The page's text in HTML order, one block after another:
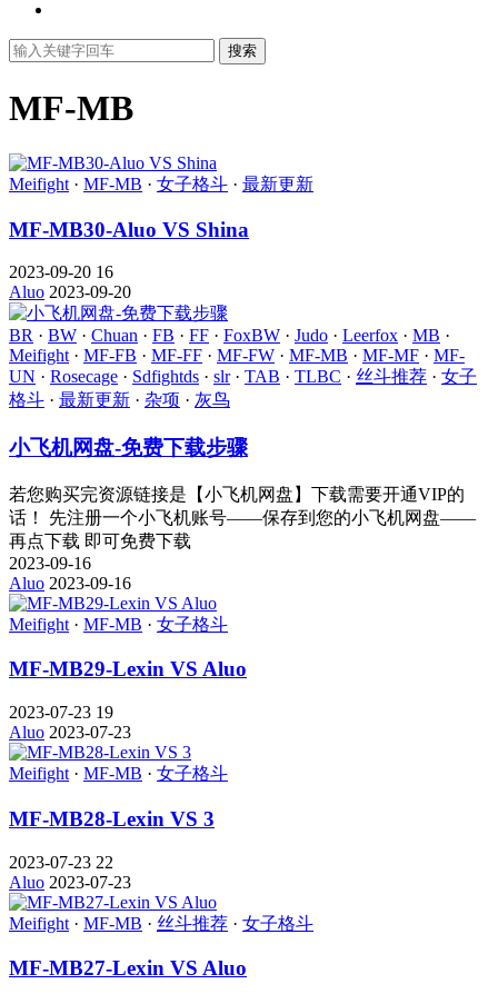
搜索
MF-MB
Meifight · MF-MB · 女子格斗 · 最新更新
MF-MB30-Aluo VS Shina
2023-09-20 16
Aluo 2023-09-20
BR · BW · Chuan · FB · FF · FoxBW · Judo · Leerfox · MB ·
Meifight · MF-FB · MF-FF · MF-FW · MF-MB · MF-MF · MF-
UN · Rosecage · Sdfightds · slr· TAB · TLBC · 丝斗推荐 · 女子
格斗 · 最新更新 · 杂项 · 灰鸟
小飞机网盘-免费下载步骤
若您购买完资源链接是【小飞机网盘】下载需要开通VIP的
话！ 先注册一个小飞机账号——保存到您的小飞机网盘——
再点下载 即可免费下载
2023-09-16
Aluo 2023-09-16
Meifight · MF-MB · 女子格斗
MF-MB29-Lexin VS Aluo
2023-07-23 19
Aluo 2023-07-23
Meifight · MF-MB · 女子格斗
MF-MB28-Lexin VS 3
2023-07-23 22
Aluo 2023-07-23
Meifight · MF-MB · 丝斗推荐 · 女子格斗
MF-MB27-Lexin VS Aluo